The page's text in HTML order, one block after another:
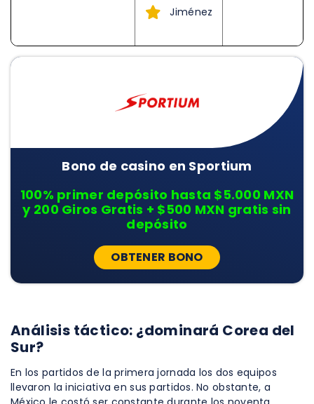
Jiménez
Bono de casino en Sportium
100% primer depósito hasta $5.000 MXN
y 200 Giros Gratis + $500 MXN gratis sin
depósito
OBTENER BONO
Análisis táctico: ¿dominará Corea del
Sur?
En los partidos de la primera jornada los dos equipos
llevaron la iniciativa en sus partidos. No obstante, a